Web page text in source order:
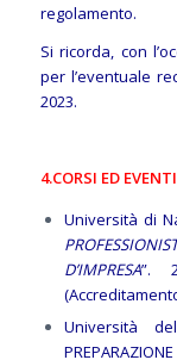
regolamento.
Si ricorda, con
per l’eventuale
2023.
4.CORSI ED
Università di
D’IMPRESA”.
Università